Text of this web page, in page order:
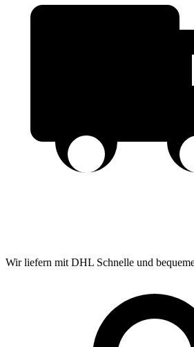
Wir liefern mit DHL Schnelle und